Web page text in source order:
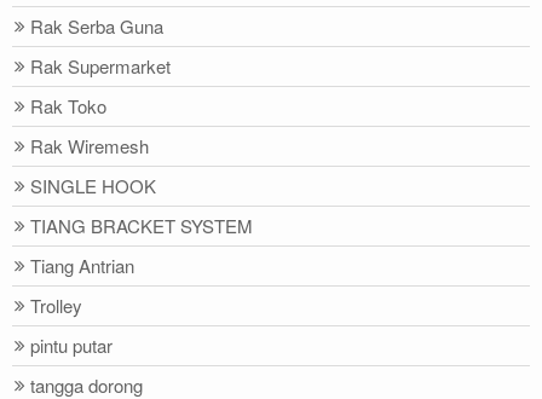
Rak Serba Guna
Rak Supermarket
Rak Toko
Rak Wiremesh
SINGLE HOOK
TIANG BRACKET SYSTEM
Tiang Antrian
Trolley
pintu putar
tangga dorong